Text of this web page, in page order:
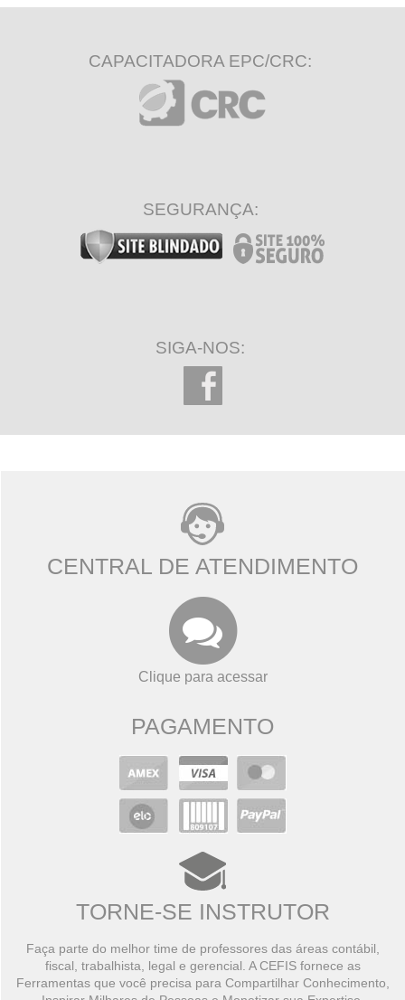
CAPACITADORA EPC/CRC:
SEGURANÇA:
SIGA-NOS:
CENTRAL DE ATENDIMENTO
Clique para acessar
PAGAMENTO
TORNE-SE INSTRUTOR
Faça parte do melhor time de professores das áreas contábil,
fiscal, trabalhista, legal e gerencial. A CEFIS fornece as
Ferramentas que você precisa para Compartilhar Conhecimento,